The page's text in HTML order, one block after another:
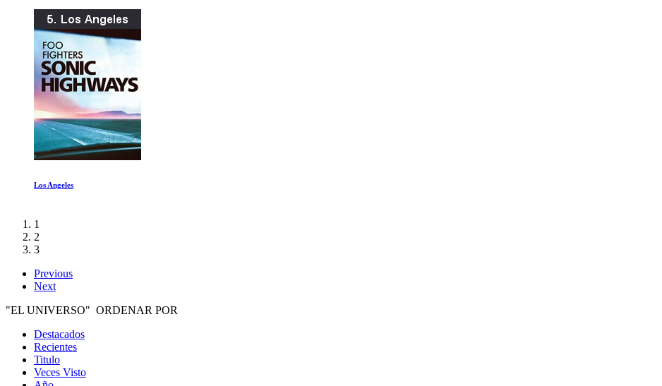
El viaje del Emperador
1
2
3
Previous
Next
"EL UNIVERSO" ORDENAR POR
Destacados
Recientes
Titulo
Veces Visto